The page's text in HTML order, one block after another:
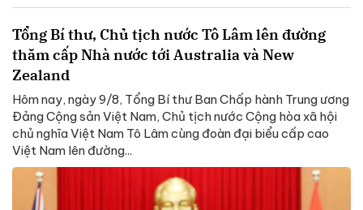
Tổng Bí thư, Chủ tịch nước Tô Lâm lên đường
thăm cấp Nhà nước tới Australia và New
Zealand
Hôm nay, ngày 9/8, Tổng Bí thư Ban Chấp hành Trung ương
Đảng Cộng sản Việt Nam, Chủ tịch nước Cộng hòa xã hội
chủ nghĩa Việt Nam Tô Lâm cùng đoàn đại biểu cấp cao
Việt Nam lên đường...